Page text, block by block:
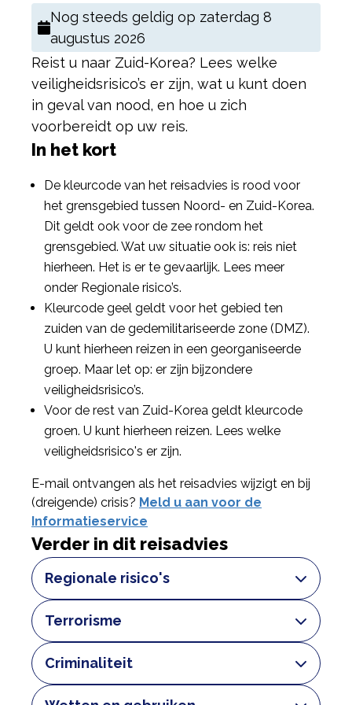
Nog steeds geldig op zaterdag 8
augustus 2026
Reist u naar Zuid-Korea? Lees welke
veiligheidsrisico’s er zijn, wat u kunt doen
in geval van nood, en hoe u zich
voorbereidt op uw reis.
In het kort
De kleurcode van het reisadvies is rood voor
het grensgebied tussen Noord- en Zuid-Korea.
Dit geldt ook voor de zee rondom het
grensgebied. Wat uw situatie ook is: reis niet
hierheen. Het is er te gevaarlijk. Lees meer
onder Regionale risico’s.
Kleurcode geel geldt voor het gebied ten
zuiden van de gedemilitariseerde zone (DMZ).
U kunt hierheen reizen in een georganiseerde
groep. Maar let op: er zijn bijzondere
veiligheidsrisico’s.
Voor de rest van Zuid-Korea geldt kleurcode
groen. U kunt hierheen reizen. Lees welke
veiligheidsrisico's er zijn.
E-mail ontvangen als het reisadvies wijzigt en bij
(dreigende) crisis? Meld u aan voor de
Informatieservice
Verder in dit reisadvies
Regionale risico's
Rood: niet reizen
Wat uw situatie ook is: reis niet naar gebieden
met kleurcode rood. Het is er te gevaarlijk. De
Nederlandse ambassade kan u niet helpen
als u in de problemen komt.
Kleurcode rood geldt voor het
Terrorisme
In Zuid-Korea is geen acute dreiging
van terrorisme. Maar net zoals in veel
andere landen, kan ook hier een
Criminaliteit
In Zuid-Korea komt weinig criminaliteit